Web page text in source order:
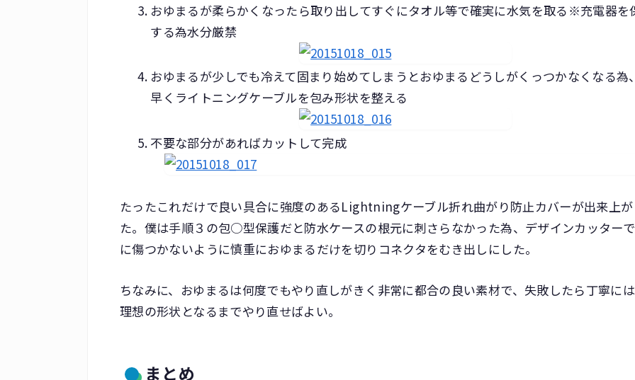
おゆまるが柔らかくなったら取り出してすぐにタオル等で確実に水気を取る※充電器を
する為水分厳禁
おゆまるが少しでも冷えて固まり始めてしまうとおゆまるどうしがくっつかなくなる為
早くライトニングケーブルを包み形状を整える
不要な部分があればカットして完成
たったこれだけで良い具合に強度のあるLightningケーブル折れ曲がり防止カバーが出来上が
た。僕は手順３の包○型保護だと防水ケースの根元に刺さらなかった為、デザインカッター
に傷つかないように慎重におゆまるだけを切りコネクタをむき出しにした。
ちなみに、おゆまるは何度でもやり直しがきく非常に都合の良い素材で、失敗したら丁寧に
理想の形状となるまでやり直せばよい。
まとめ